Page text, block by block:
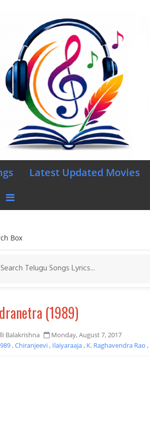
Latest Updated Movies
Box
(1989)
Balakrishna
Monday, August 7, 2017
,Chiranjeevi, Ilaiyaraaja, K. Raghavendra Rao ,